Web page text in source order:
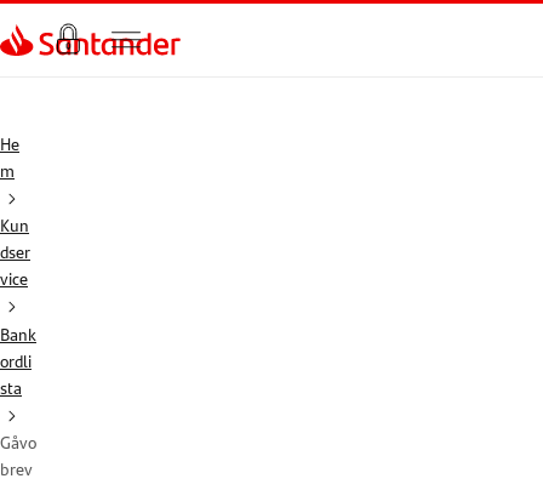
Gå direkt till textinnehål
He
m
Kun
dser
vice
Bank
ordli
sta
Gåvo
brev